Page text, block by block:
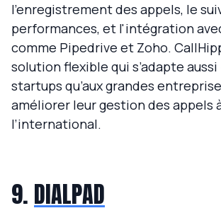
l’enregistrement des appels, le
performances, et l'intégration
comme Pipedrive et Zoho.
solution flexible qui s’adapte aussi
startups qu’aux grandes
améliorer leur gestion des appels
l’international.
9. DIALPAD